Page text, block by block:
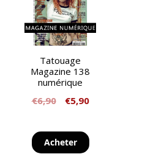
Tatouage
Magazine 138
numérique
€6,90 €5,90
Acheter